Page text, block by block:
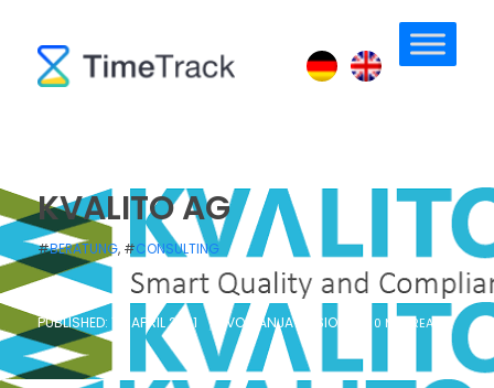
KVALITO AG
#BERATUNG, #CONSULTING
PUBLISHED: 14. APRIL 2021 / VON ANJA BOSIOK 0 MIN READ